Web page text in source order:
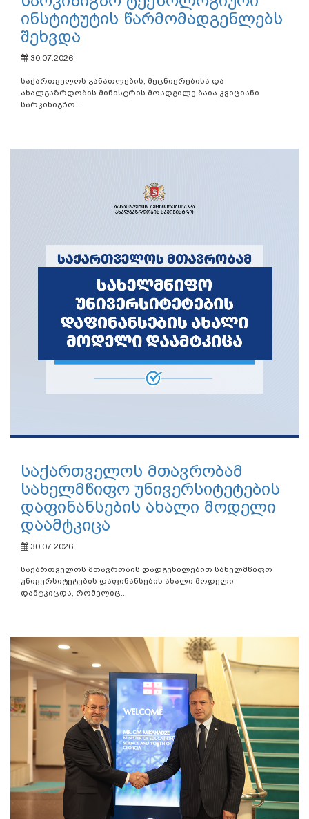
ინსტიტუტის წარმომადგენლებს
შეხვდა
30.07.2026
საქართველოს განათლების, მეცნიერებისა და
ახალგაზრდობის მინისტრის მოადგილე ბაია კვიციანი
სარკინიგზო...
საქართველოს მთავრობამ
სახელმწიფო უნივერსიტეტების
დაფინანსების ახალი მოდელი
დაამტკიცა
30.07.2026
საქართველოს მთავრობის დადგენილებით სახელმწიფო
უნივერსიტეტების დაფინანსების ახალი მოდელი
დამტკიცდა, რომელიც...